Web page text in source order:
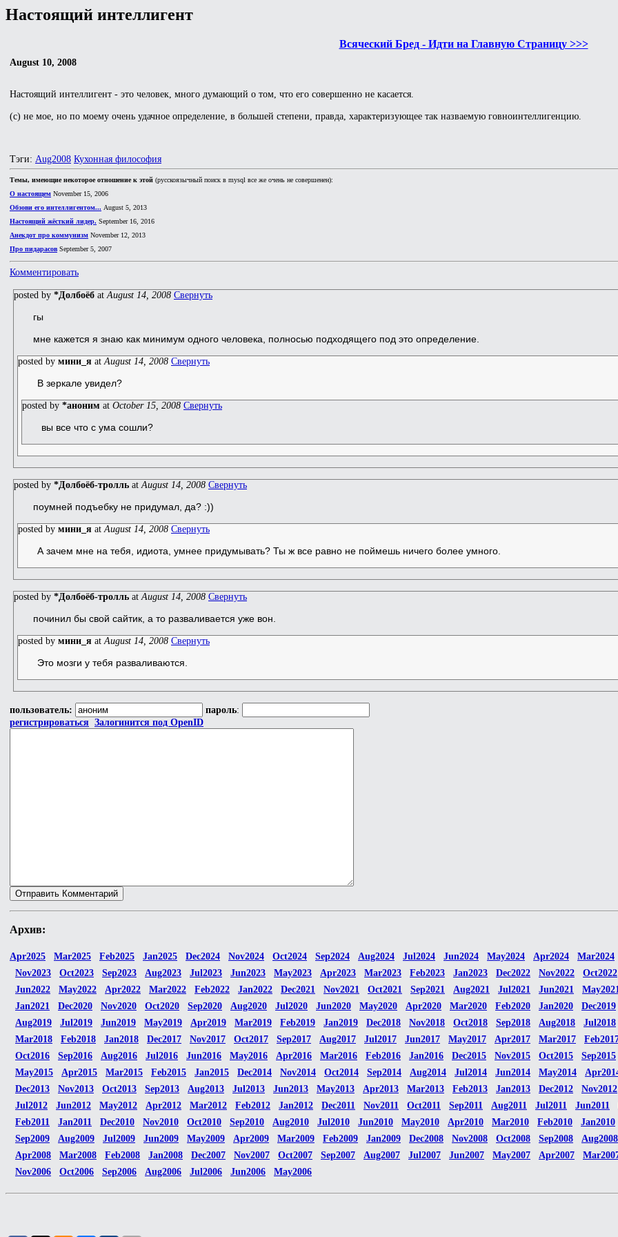
Настоящий интеллигент
Всяческий Бред - Идти на Главную Страницу >>>
August 10, 2008
Настоящий интеллигент - это человек, много думающий о том, что его совершенно не касается.
(с) не мое, но по моему очень удачное определение, в большей степени, правда, характеризующее так назваемую говноинтеллигенцию.
Тэги: Aug2008 Кухонная философия
Темы, имеющие некоторое отношение к этой (русскоязычный поиск в mysql все же очень не совершенен):
О настоящем November 15, 2006
Обзови его интеллигентом... August 5, 2013
Настоящий жёсткий лидер. September 16, 2016
Анекдот про коммунизм November 12, 2013
Про пидарасов September 5, 2007
Комментировать
posted by *Долбоёб at August 14, 2008 Свернуть
гы
мне кажется я знаю как минимум одного человека, полносью подходящего под это определение.
posted by мини_я at August 14, 2008 Свернуть
В зеркале увидел?
posted by *аноним at October 15, 2008 Свернуть
вы все что с ума сошли?
posted by *Долбоёб-тролль at August 14, 2008 Свернуть
поумней подъебку не придумал, да? :))
posted by мини_я at August 14, 2008 Свернуть
А зачем мне на тебя, идиота, умнее придумывать? Ты ж все равно не поймешь ничего более умного.
posted by *Долбоёб-тролль at August 14, 2008 Свернуть
починил бы свой сайтик, а то разваливается уже вон.
posted by мини_я at August 14, 2008 Свернуть
Это мозги у тебя разваливаются.
пользователь: пароль:
регистрироваться Залогинится под OpenID
Архив:
Apr2025 Mar2025 Feb2025 Jan2025 Dec2024 Nov2024 Oct2024 Sep2024 Aug2024 Jul2024 Jun2024 May2024 Apr2024 Mar2024
Nov2023
Oct2023 Sep2023 Aug2023 Jul2023 Jun2023 May2023 Apr2023 Mar2023 Feb2023 Jan2023 Dec2022 Nov2022 Oct2022
Jun2022
May2022 Apr2022 Mar2022 Feb2022 Jan2022 Dec2021 Nov2021 Oct2021 Sep2021 Aug2021 Jul2021 Jun2021 May2021
Jan2021
Dec2020 Nov2020 Oct2020 Sep2020 Aug2020 Jul2020 Jun2020 May2020 Apr2020 Mar2020 Feb2020 Jan2020 Dec2019
Aug2019
Jul2019 Jun2019 May2019 Apr2019 Mar2019 Feb2019 Jan2019 Dec2018 Nov2018 Oct2018 Sep2018 Aug2018 Jul2018
Mar2018
Feb2018 Jan2018 Dec2017 Nov2017 Oct2017 Sep2017 Aug2017 Jul2017 Jun2017 May2017 Apr2017 Mar2017
Oct2016
Sep2016 Aug2016 Jul2016 Jun2016 May2016 Apr2016 Mar2016 Feb2016 Jan2016 Dec2015 Nov2015 Oct2015 Sep2015
May2015
Apr2015 Mar2015 Feb2015 Jan2015 Dec2014 Nov2014 Oct2014 Sep2014 Aug2014 Jul2014 Jun2014 May2014
Dec2013
Nov2013 Oct2013 Sep2013 Aug2013 Jul2013 Jun2013 May2013 Apr2013 Mar2013 Feb2013 Jan2013 Dec2012 Nov2012
Jul2012
Jun2012 May2012 Apr2012 Mar2012 Feb2012 Jan2012 Dec2011 Nov2011 Oct2011 Sep2011 Aug2011 Jul2011 Jun2011
Feb2011
Jan2011 Dec2010 Nov2010 Oct2010 Sep2010 Aug2010 Jul2010 Jun2010 May2010 Apr2010 Mar2010 Feb2010 Jan2010
Sep2009
Aug2009 Jul2009 Jun2009 May2009 Apr2009 Mar2009 Feb2009 Jan2009 Dec2008 Nov2008 Oct2008 Sep2008 Aug2008
Apr2008
Mar2008 Feb2008 Jan2008 Dec2007 Nov2007 Oct2007 Sep2007 Aug2007 Jul2007 Jun2007 May2007 Apr2007
Nov2006
Oct2006 Sep2006 Aug2006 Jul2006 Jun2006 May2006